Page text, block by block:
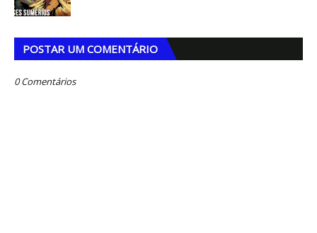
POSTAR UM COMENTÁRIO
0 Comentários